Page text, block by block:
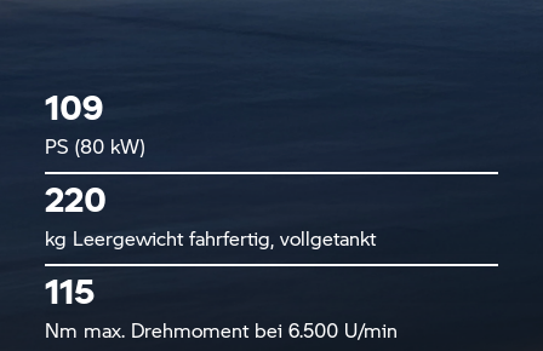
109
PS (80 kW)
220
kg Leergewicht fahrfertig, vollgetankt
115
Nm max. Drehmoment bei 6.500 U/min